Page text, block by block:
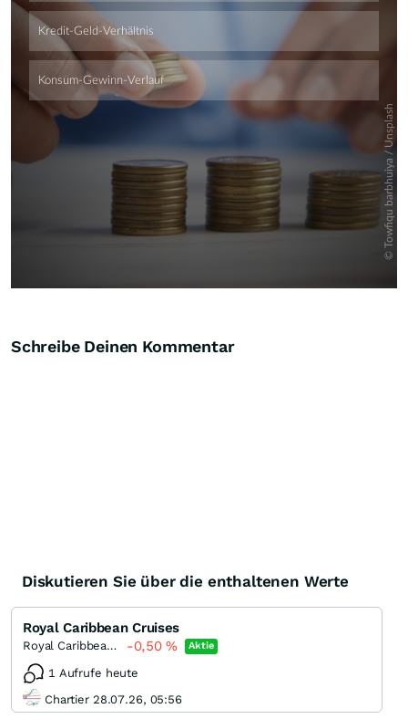
Skip
Schreibe Deinen Kommentar
Diskutieren Sie über die enthaltenen Werte
Royal Caribbean Cruises
Royal Caribbean Cruises (doing business Royal Caribbean Group) -0,50% Aktie
1 Aufrufe heute
Chartier 28.07.26, 05:56